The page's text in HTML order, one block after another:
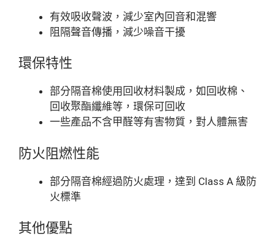
有效吸收聲波，減少室內回音和混響
阻隔聲音傳播，減少噪音干擾
環保特性
部分隔音棉使用回收材料製成，如回收棉、
回收聚酯纖維等，環保可回收
一些產品不含甲醛等有害物質，對人體無害
防火阻燃性能
部分隔音棉經過防火處理，達到 Class A 級防
火標準
其他優點